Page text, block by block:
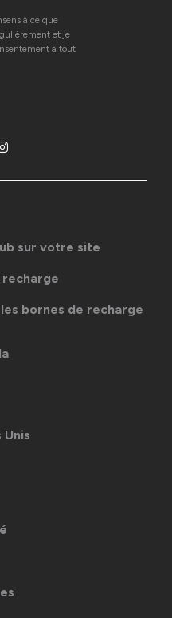
à ce que
et je
à tout
sur votre site
bornes de recharge